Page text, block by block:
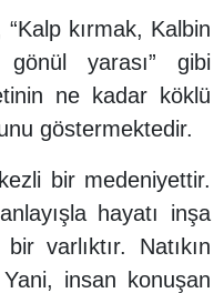
“Kalp kırmak, Kalbin
gönül yarası” gibi
ne kadar köklü
göstermektedir.
bir medeniyettir.
hayatı inşa
varlıktır. Natıkın
Yani, insan konuşan